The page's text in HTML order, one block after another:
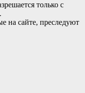
только с
на сайте, преследуют